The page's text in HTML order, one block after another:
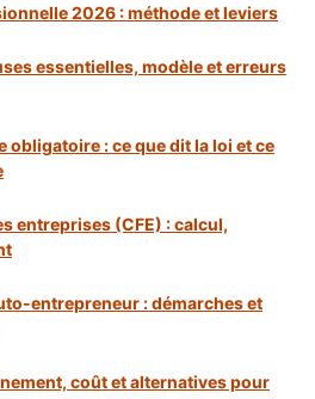
2026 : méthode et leviers
essentielles, modèle et erreurs
obligatoire : ce que dit la loi et ce
entreprises (CFE) : calcul,
entrepreneur : démarches et
coût et alternatives pour